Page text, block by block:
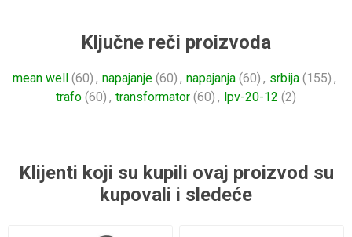
Ključne reči proizvoda
mean well (60) , napajanje (60) , napajanja (60) , srbija (155) ,
trafo (60) , transformator (60) , lpv-20-12 (2)
Klijenti koji su kupili ovaj proizvod su
kupovali i sledeće